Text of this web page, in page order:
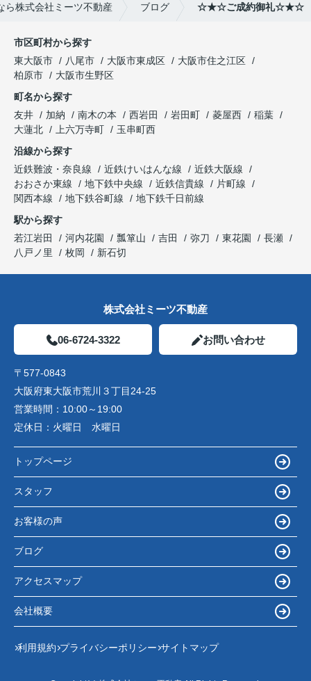
ら株式会社ミーツ不動産 ブログ ☆★☆ご成約御礼☆★☆
市区町村から探す
東大阪市
八尾市 大阪市東成区
大阪市住之江区
柏原市
大阪市生野区
町名から探す
友井
加納 南木の本 西岩田 岩田町 菱屋西
稲葉
大蓮北
上六万寺町
玉串町西
沿線から探す
近鉄難波・奈良線
近鉄けいはんな線
近鉄大阪線
おおさか東線
地下鉄中央線 近鉄信貴線
片町線
関西本線
地下鉄谷町線
地下鉄千日前線
駅から探す
若江岩田
河内花園 瓢箪山 吉田 弥刀 東花園
長瀬
八戸ノ里
枚岡 新石切
株式会社ミーツ不動産
06-6724-3322 お問い合わせ
〒577-0843
大阪府東大阪市荒川３丁目24-25
営業時間： 10:00～19:00
定休日： 火曜日 水曜日
トップページ
スタッフ
お客様の声
ブログ
アクセスマップ
会社概要
利用規約 プライバシーポリシー サイトマップ